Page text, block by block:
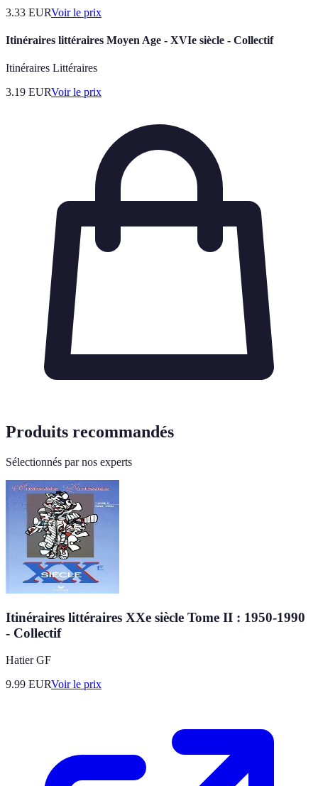
3.33 EURVoir le prix
Itinéraires littéraires Moyen Age - XVIe siècle - Collectif
Itinéraires Littéraires
3.19 EURVoir le prix
Produits recommandés
Sélectionnés par nos experts
Itinéraires littéraires XXe siècle Tome II : 1950-1990
- Collectif
Hatier GF
9.99 EURVoir le prix